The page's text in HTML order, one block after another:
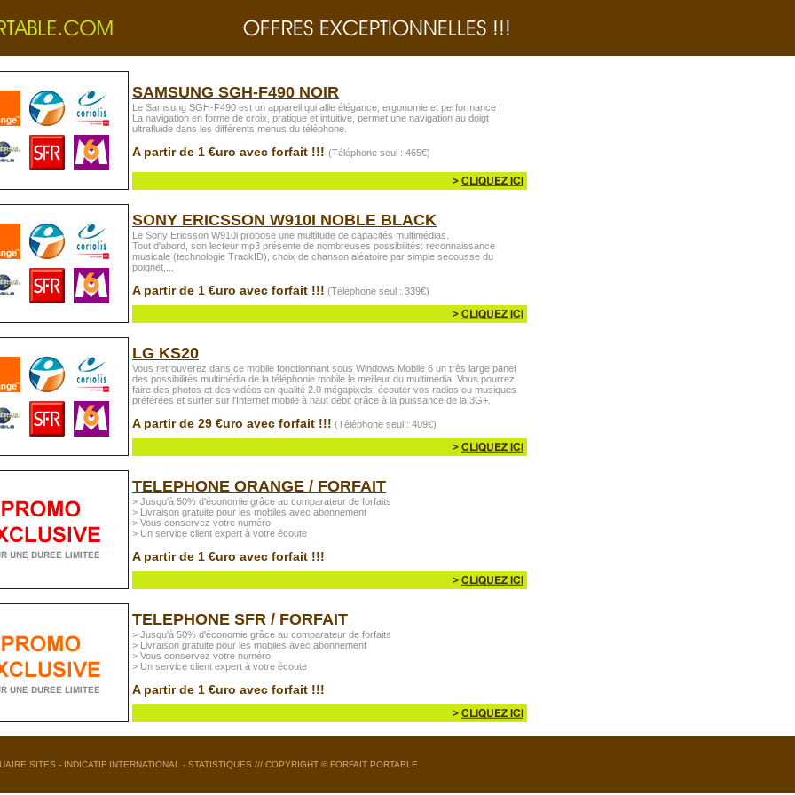
SAMSUNG SGH-F490 NOIR
Le Samsung SGH-F490 est un appareil qui allie élégance, ergonomie et performance !
La navigation en forme de croix, pratique et intuitive, permet une navigation au doigt
ultrafluide dans les différents menus du téléphone.
A partir de 1 €uro avec forfait !!! (Téléphone seul : 465€)
SONY ERICSSON W910I NOBLE BLACK
Le Sony Ericsson W910i propose une multitude de capacités multimédias.
Tout d'abord, son lecteur mp3 présente de nombreuses possibilités: reconnaissance
musicale (technologie TrackID), choix de chanson aléatoire par simple secousse du
poignet,...
A partir de 1 €uro avec forfait !!! (Téléphone seul : 339€)
LG KS20
Vous retrouverez dans ce mobile fonctionnant sous Windows Mobile 6 un très large panel
des possibilités multimédia de la téléphonie mobile le meilleur du multimédia. Vous pourrez
faire des photos et des vidéos en qualité 2.0 mégapixels, écouter vos radios ou musiques
préférées et surfer sur l'Internet mobile à haut débit grâce à la puissance de la 3G+.
A partir de 29 €uro avec forfait !!! (Téléphone seul : 409€)
TELEPHONE ORANGE / FORFAIT
> Jusqu'à 50% d'économie grâce au comparateur de forfaits
> Livraison gratuite pour les mobiles avec abonnement
> Vous conservez votre numéro
> Un service client expert à votre écoute
A partir de 1 €uro avec forfait !!!
TELEPHONE SFR / FORFAIT
> Jusqu'à 50% d'économie grâce au comparateur de forfaits
> Livraison gratuite pour les mobiles avec abonnement
> Vous conservez votre numéro
> Un service client expert à votre écoute
A partir de 1 €uro avec forfait !!!
SITES - INDICATIF INTERNATIONAL - STATISTIQUES /// COPYRIGHT © FORFAIT PORTABLE